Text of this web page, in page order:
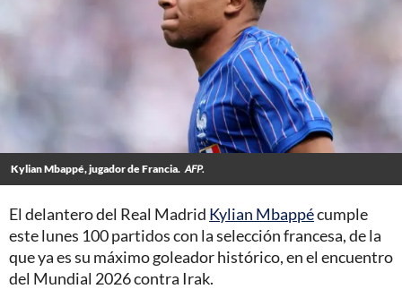
Kylian Mbappé, jugador de Francia. AFP.
El delantero del Real Madrid Kylian Mbappécumple
este lunes 100 partidos con la selección francesa, de la
que ya es su máximo goleador histórico, en el encuentro
del Mundial 2026 contra Irak.